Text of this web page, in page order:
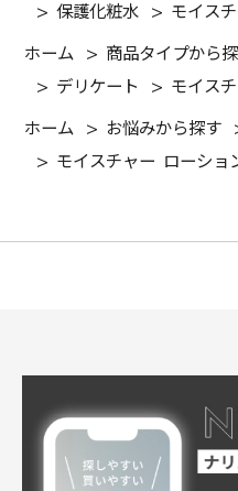
>保護化粧水 > モイス
ホーム > 商品タイプから
> デリケート > モイス
ホーム > お悩みから探す
> モイスチャー ローショ